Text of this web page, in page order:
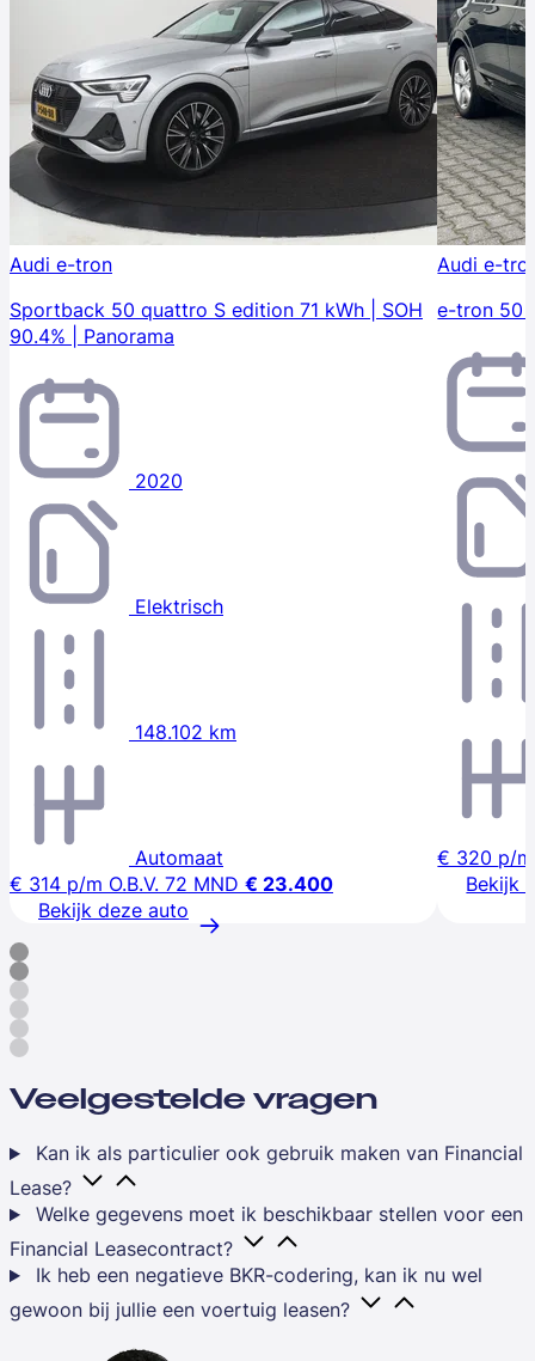
Audi e-tron
Sportback 50 quattro S edition 71 kWh | SOH
90.4% | Panorama
2020
Elektrisch
148.102 km
Automaat
€ 314 p/m O.B.V. 72 MND € 23.400
Bekijk deze auto
Audi e-
e-tron 50
€ 320 p/m
Bekijk
Veelgestelde vragen
Kan ik als particulier ook gebruik maken van Financial
Lease?
Welke gegevens moet ik beschikbaar stellen voor een
Financial Leasecontract?
Ik heb een negatieve BKR-codering, kan ik nu wel
gewoon bij jullie een voertuig leasen?